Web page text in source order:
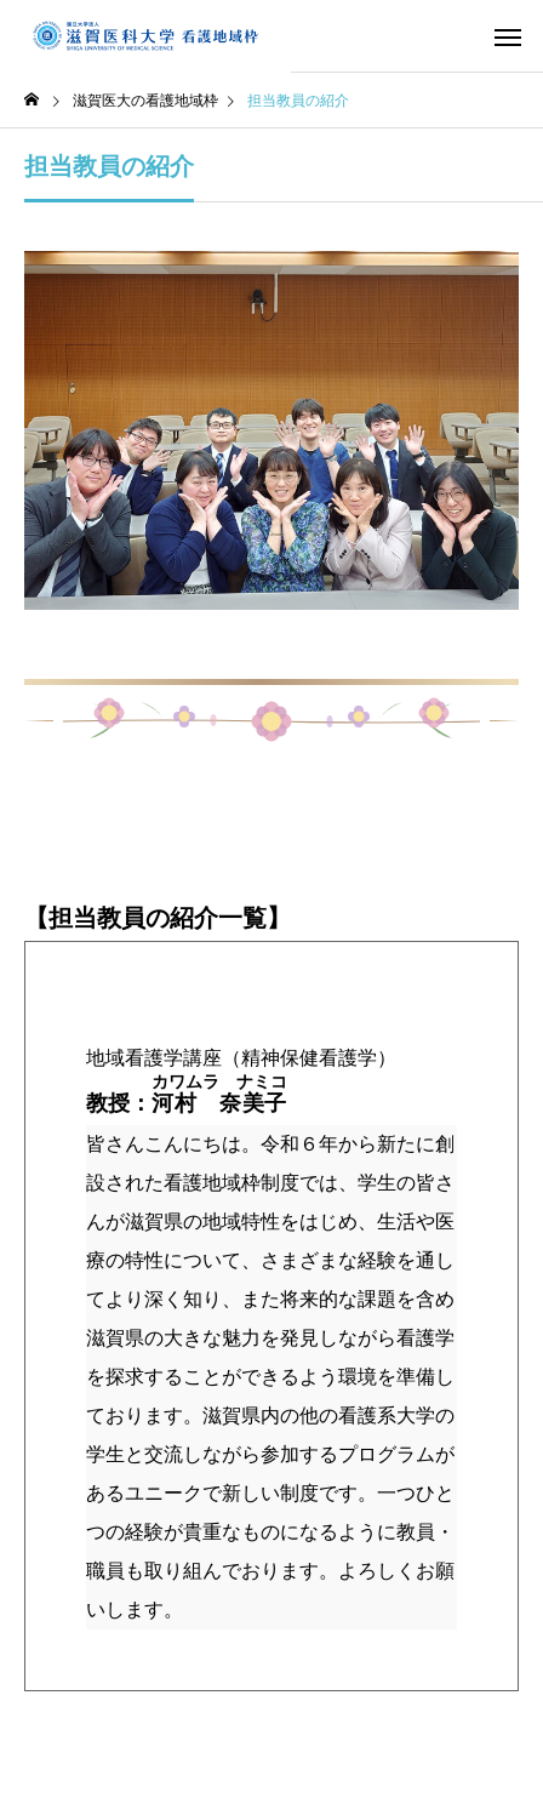
滋賀医大の看護地域枠 担当教員の紹介
担当教員の紹介
【担当教員の紹介一覧】
地域看護学講座（精神保健看護学）
教授： 河村 奈美子
カワムラ ナミコ
皆さんこんにちは。令和６年から新たに創
設された看護地域枠制度では、学生の皆さ
んが滋賀県の地域特性をはじめ、生活や医
療の特性について、さまざまな経験を通し
てより深く知り、また将来的な課題を含め
滋賀県の大きな魅力を発見しながら看護学
を探求することができるよう環境を準備し
ております。滋賀県内の他の看護系大学の
学生と交流しながら参加するプログラムが
あるユニークで新しい制度です。一つひと
つの経験が貴重なものになるように教員・
職員も取り組んでおります。よろしくお願
いします。